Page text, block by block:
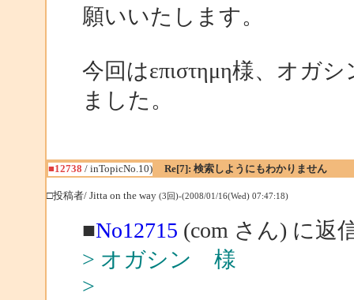
願いいたします。
今回はεπιστημη様、オガ
ました。
■12738 / inTopicNo.10) Re[7]: 検索しようにもわかりません
□投稿者/ Jitta on the way (3回)-(2008/01/16(Wed) 07:47:18)
■No12715 (com さん) に返
> オガシン 様
>